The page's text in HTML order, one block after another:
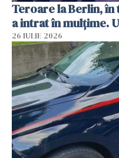
Teroare la Berlin,
a intrat în mulțime.
26 IULIE 2026